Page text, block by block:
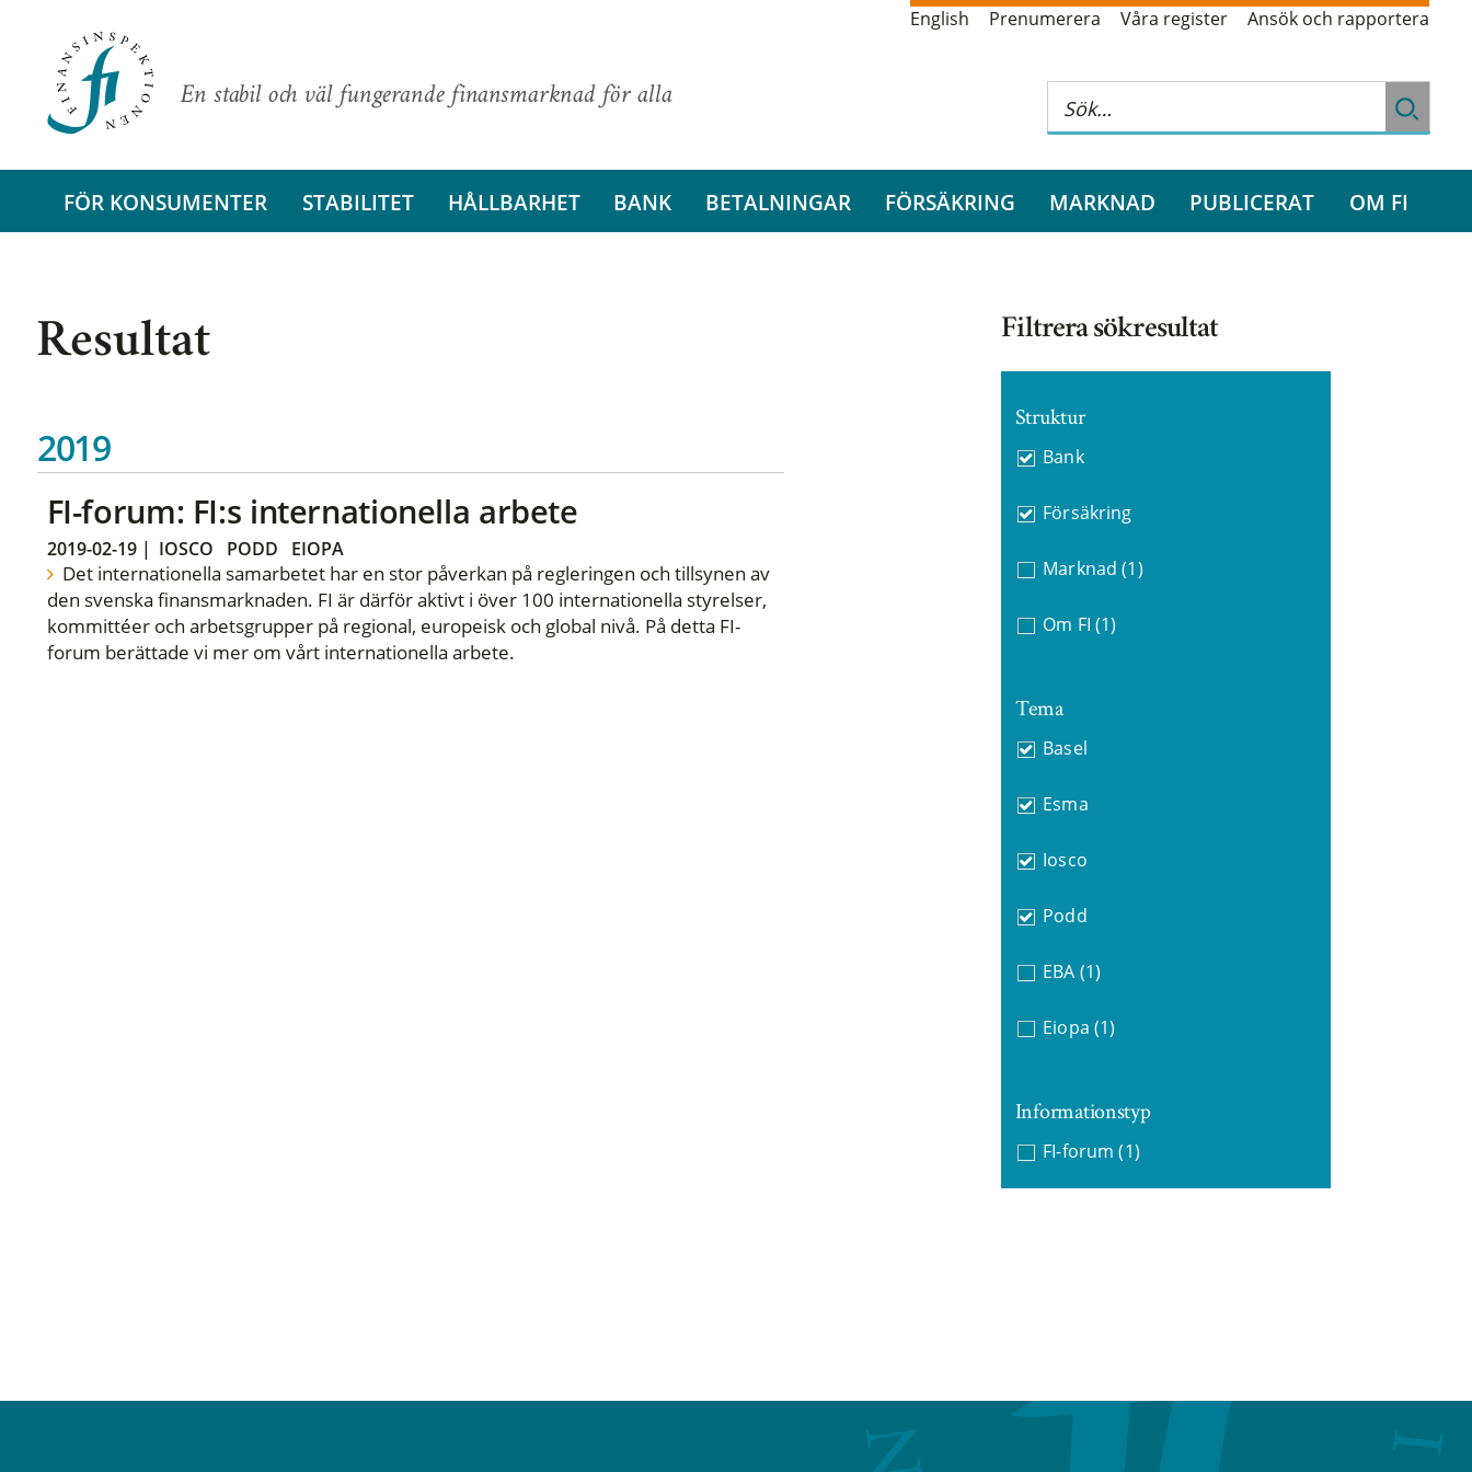
En stabil och väl fungerande finansmarknad för alla
English Prenumerera Våra register Ansök och rapportera
FÖR KONSUMENTER STABILITET HÅLLBARHET BANK BETALNINGAR FÖRSÄKRING MARKNAD PUBLICERAT OM FI
Resultat
2019
FI-forum: FI:s internationella arbete
2019-02-19| IOSCO PODD EIOPA
Det internationella samarbetet har en stor påverkan på regleringen och tillsynen av
den svenska finansmarknaden. FI är därför aktivt i över 100 internationella styrelser,
kommittéer och arbetsgrupper på regional, europeisk och global nivå. På detta FI-
forum berättade vi mer om vårt internationella arbete.
Filtrera sökresultat
Struktur
Bank
Försäkring
Marknad (1)
Om FI (1)
Tema
Basel
Esma
Iosco
Podd
EBA (1)
Eiopa (1)
Informationstyp
FI-forum (1)